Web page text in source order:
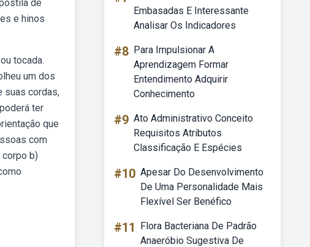
de
e hinos
tocada.
um dos
suas cordas,
ter
que
com
corpo b)
Embasadas E Interessante
Analisar Os Indicadores
#8 Para Impulsionar A
Aprendizagem Formar
Entendimento Adquirir
Conhecimento
#9 Ato Administrativo Conceito
Requisitos Atributos
Classificação E Espécies
#10 Apesar Do Desenvolvimento
De Uma Personalidade Mais
Flexível Ser Benéfico
#11
Flora Bacteriana De Padrão
Anaeróbio Sugestiva De